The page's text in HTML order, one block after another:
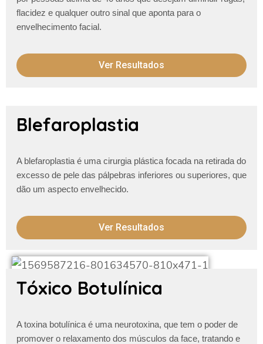
flacidez e qualquer outro sinal que aponta para o
envelhecimento facial.
Ver Resultados
Blefaroplastia
A blefaroplastia é uma cirurgia plástica focada na retirada do
excesso de pele das pálpebras inferiores ou superiores, que
dão um aspecto envelhecido.
Ver Resultados
Tóxico Botulínica
A toxina botulínica é uma neurotoxina, que tem o poder de
promover o relaxamento dos músculos da face, tratando e